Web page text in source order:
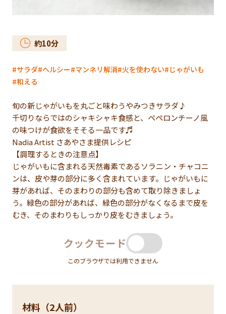
約10分
サラダ ヘルシー マンネリ解消 火を使わない
じゃがいも
和える
旬の新じゃがいもを丸ごと味わうやみつきサラダ♪
千切りならではのシャキシャキ食感と、ペペロンチーノ風
の味つけが食欲をそそる一品です♬
Nadia Artist さあやさま提供レシピ
【調理するときの注意点】
じゃがいもに含まれる天然毒素であるソラニン・チャコニ
ンは、皮や芽の部分に多く含まれています。じゃがいもに
芽があれば、そのまわりの部分も含めて取り除きましょ
う。緑色の部分があれば、緑色の部分がなくなるまで皮を
むき、そのまわりもしっかり皮をむきましょう。
クックモード
このブラウザでは利用できません
材料（2人前）